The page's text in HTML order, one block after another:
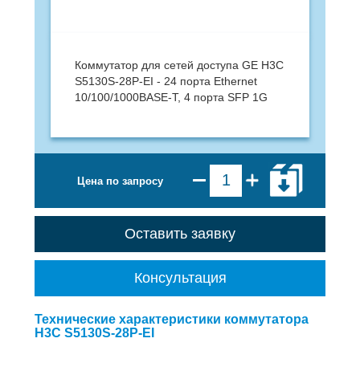
Коммутатор для сетей доступа GE H3C
S5130S-28P-EI - 24 порта Ethernet
10/100/1000BASE-T, 4 порта SFP 1G
Цена по запросу
Оставить заявку
Консультация
Технические характеристики коммутатора
H3C S5130S-28P-EI